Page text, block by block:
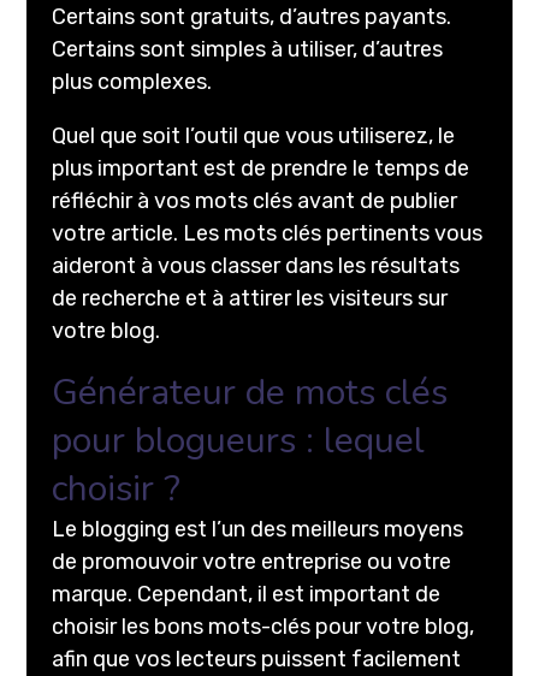
Certains sont gratuits, d’autres payants.
Certains sont simples à utiliser, d’autres
plus complexes.
Quel que soit l’outil que vous utiliserez, le
plus important est de prendre le temps de
réfléchir à vos mots clés avant de publier
votre article. Les mots clés pertinents vous
aideront à vous classer dans les résultats
de recherche et à attirer les visiteurs sur
votre blog.
Générateur de mots clés
pour blogueurs : lequel
choisir ?
Le blogging est l’un des meilleurs moyens
de promouvoir votre entreprise ou votre
marque. Cependant, il est important de
choisir les bons mots-clés pour votre blog,
afin que vos lecteurs puissent facilement